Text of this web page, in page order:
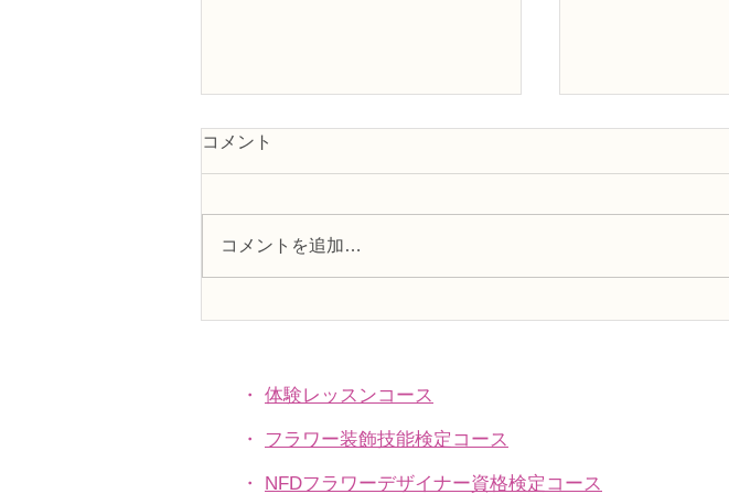
コメント
コメントを追加…
・ 体験レッスンコース
・ フラワー装飾技能検定コース
・ NFDフラワーデザイナー資格検定コース